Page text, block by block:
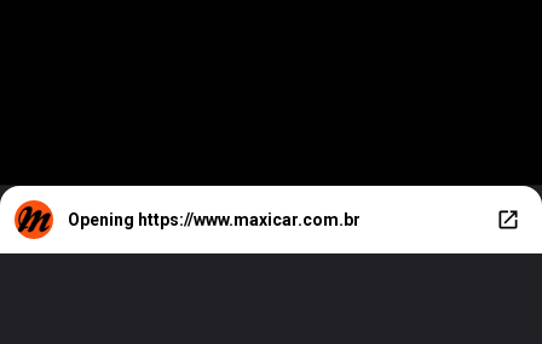
Opening https://www.maxicar.com.br